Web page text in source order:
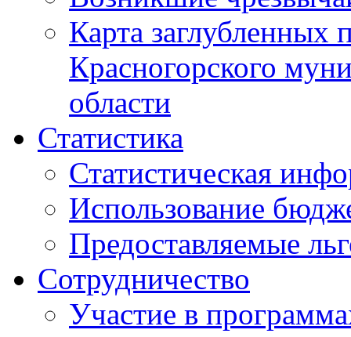
Карта
Красногорского
области
Статистика
Статистическая
Использование
Предоставляемые
Сотрудничество
Участие в